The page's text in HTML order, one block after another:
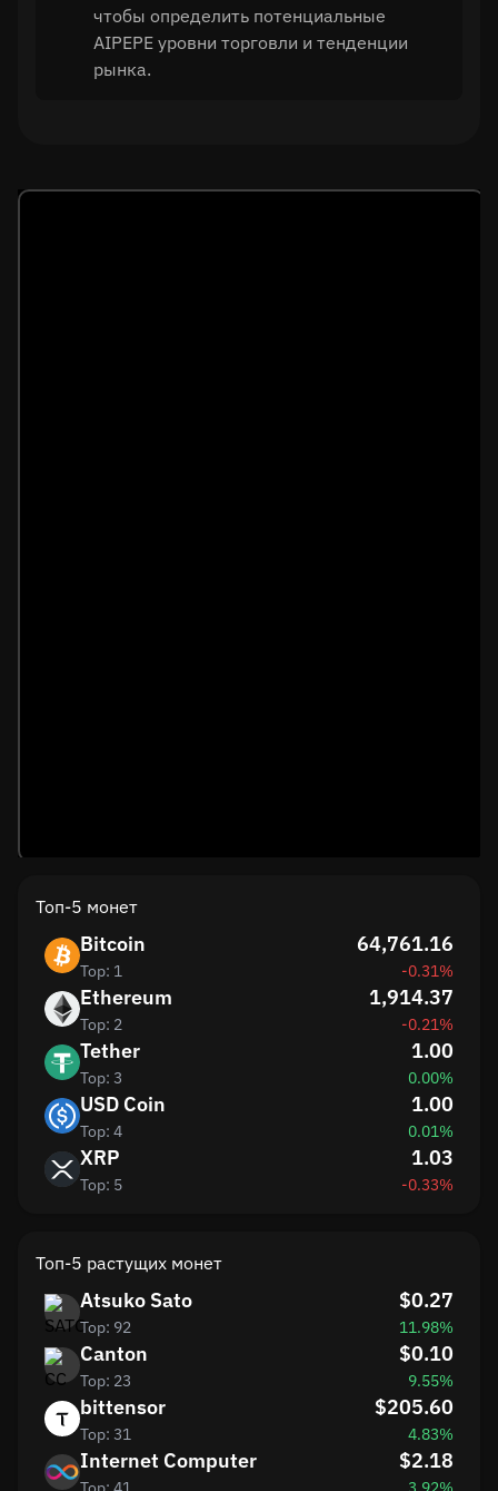
чтобы определить потенциальные
AIPEPE уровни торговли и тенденции
рынка.
Топ-5 монет
Bitcoin
Top: 1
64,761.16
-0.31%
Ethereum
Top: 2
1,914.37
-0.21%
Tether
Top: 3
1.00
0.00%
USD Coin
Top: 4
1.00
0.01%
XRP
Top: 5
1.03
-0.33%
Топ-5 растущих монет
Atsuko Sato
Top: 92
$0.27
11.98%
Canton
Top: 23
$0.10
9.55%
bittensor
Top: 31
$205.60
4.83%
Internet Computer $2.18